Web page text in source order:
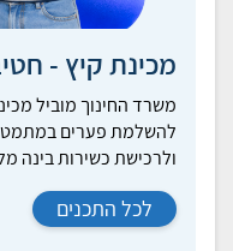
מכינת קיץ -
משרד החינוך מוביל
להשלמת פערים
ולרכישת כשירות בינה
לכל התכנים